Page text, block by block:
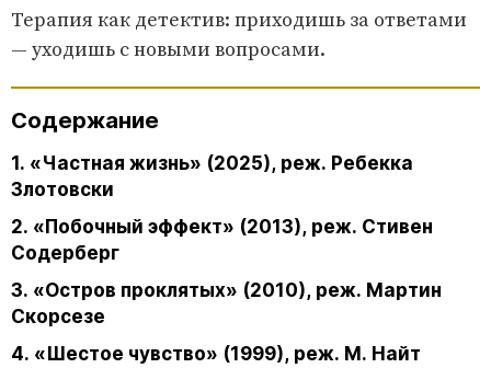
Терапия как детектив: приходишь за ответами
— уходишь с новыми вопросами.
Содержание
1. «Частная жизнь» (2025), реж. Ребекка
Злотовски
2. «Побочный эффект» (2013), реж. Стивен
Содерберг
3. «Остров проклятых» (2010), реж. Мартин
Скорсезе
4. «Шестое чувство» (1999), реж. М. Найт